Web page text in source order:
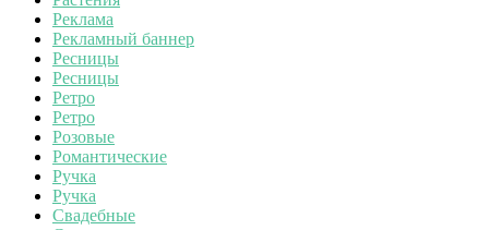
Реклама
Рекламный баннер
Ресницы
Ресницы
Ретро
Ретро
Розовые
Романтические
Ручка
Ручка
Свадебные